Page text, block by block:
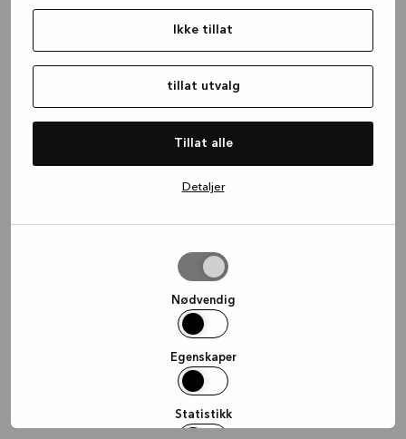
Ikke tillat
tillat utvalg
Tillat alle
Detaljer
Nødvendig
Egenskaper
Statistikk
(see the browser console for more
information).